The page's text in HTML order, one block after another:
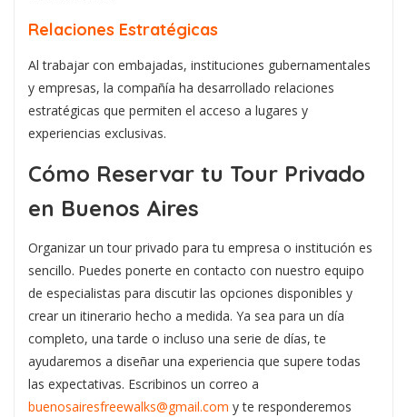
Relaciones Estratégicas
Al trabajar con embajadas, instituciones gubernamentales
y empresas, la compañía ha desarrollado relaciones
estratégicas que permiten el acceso a lugares y
experiencias exclusivas.
Cómo Reservar tu Tour Privado
en Buenos Aires
Organizar un tour privado para tu empresa o institución es
sencillo. Puedes ponerte en contacto con nuestro equipo
de especialistas para discutir las opciones disponibles y
crear un itinerario hecho a medida. Ya sea para un día
completo, una tarde o incluso una serie de días, te
ayudaremos a diseñar una experiencia que supere todas
las expectativas. Escribinos un correo a
buenosairesfreewalks@gmail.com y te responderemos